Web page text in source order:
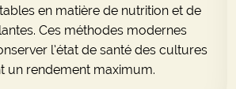
en matière de nutrition et de
Ces méthodes modernes
l’état de santé des cultures
un rendement maximum.